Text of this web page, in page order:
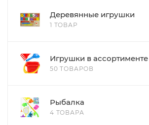
Деревянные игрушки
1 ТОВАР
Игрушки в ассортименте
50 ТОВАРОВ
Рыбалка
4 ТОВАРА